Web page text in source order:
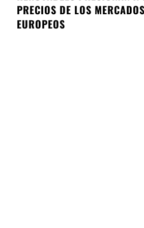
PRECIOS DE LOS
EUROPEOS